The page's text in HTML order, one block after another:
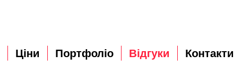
Ціни Портфоліо Відгуки Контакти